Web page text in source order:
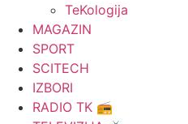
TeKologija
MAGAZIN
SPORT
SCITECH
IZBORI
RADIO TK 📻